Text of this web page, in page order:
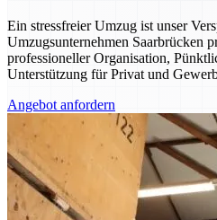
Ein stressfreier Umzug ist unser
Umzugsunternehmen Saarbrücken
professioneller Organisation,
Unterstützung für Privat und
Angebot anfordern